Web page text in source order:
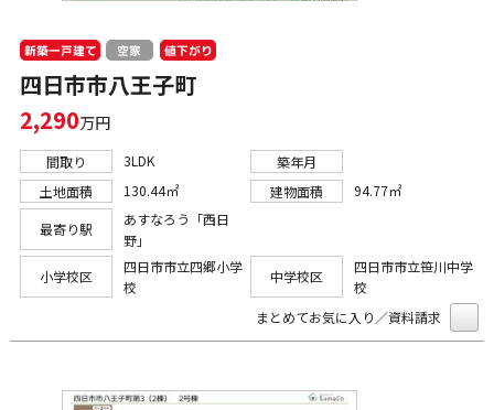
新築一戸建て 空家 値下がり
四日市市八王子町
2,290万円
間取り 3LDK
築年月
土地面積
130.44㎡ 建物面積 94.77㎡
最寄り駅
あすなろう「西日
野」
小学校区
四日市市立四郷小学
校
中学校区
四日市市立笹川中学
校
まとめてお気に入り／資料請求